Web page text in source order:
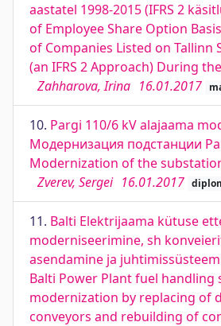
aastatel 1998-2015 (IFRS 2
of Employee Share Option
of Companies Listed on Tallinn
(an IFRS 2 Approach) During
Zahharova, Irina 16.01.2017
10. Pargi 110/6 kV alajaama
Модернизация подстанции
Modernization of the
Zverev, Sergei 16.01.2017
11. Balti Elektrijaama kütuse
moderniseerimine, sh
asendamine ja
Balti Power Plant fuel handling
modernization by replacing of
conveyors and rebuilding of